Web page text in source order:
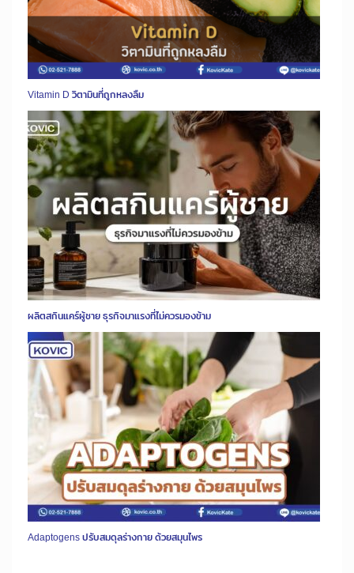
Vitamin D วิตามินที่ถูกหลงลืม
ผลิตสกินแคร์ผู้ชาย ธุรกิจมาแรงที่ไม่ควรมองข้าม
Adaptogens ปรับสมดุลร่างกาย ด้วยสมุนไพร